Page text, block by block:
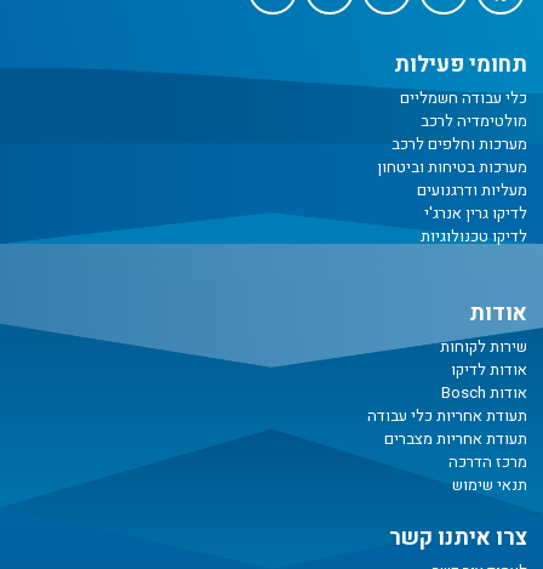
תחומי פעילות
כלי עבודה חשמליים
מולטימדיה לרכב
מערכות וחלפים לרכב
מערכות בטיחות וביטחון
מעליות ודרגנועים
לדיקו גרין אנרג'י
לדיקו טכנולוגיות
אודות
שירות לקוחות
אודות לדיקו
אודות Bosch
תעודת אחריות כלי עבודה
תעודת אחריות מצברים
מרכז הדרכה
תנאי שימוש
צרו איתנו קשר